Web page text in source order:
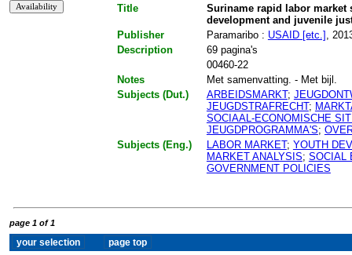
Title
Suriname rapid labor market
development and juvenile
Publisher
Paramaribo : USAID [etc.]
,
Description
69 pagina's
00460-22
Notes
Met samenvatting. - Met bijl.
Subjects (Dut.)
ARBEIDSMARKT;
JEUGDSTRAFRECHT;
SOCIAAL-ECONOMISCHE
JEUGDPROGRAMMA'S;
Subjects (Eng.)
LABOR MARKET; YOUTH
MARKET ANALYSIS; SOCIAL
GOVERNMENT POLICIES
page 1 of 1